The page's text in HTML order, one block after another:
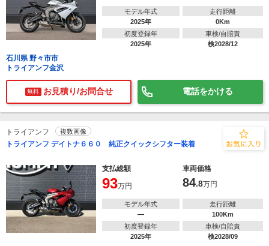
モデル年式
2025年
走行距離
0Km
初度登録年
2025年
車検/自賠責
検2028/12
石川県 野々市市
トライアンフ金沢
無料 お見積り/お問合せ 電話をかける
トライアンフ 複数画像
トライアンフ デイトナ６６０ 純正クイックシフター装着
支払総額 車両価格
93万円 84.8万円
モデル年式
―
走行距離
100Km
初度登録年
2025年
車検/自賠責
検2028/09